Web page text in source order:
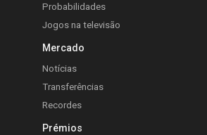
Probabilidades
Jogos na televisão
Mercado
Notícias
Transferências
Recordes
Prémios